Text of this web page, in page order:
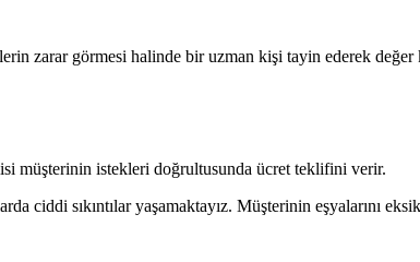
zarar görmesi halinde bir uzman kişi tayin ederek değer
müşterinin istekleri doğrultusunda ücret teklifini verir.
ciddi sıkıntılar yaşamaktayız. Müşterinin eşyalarını